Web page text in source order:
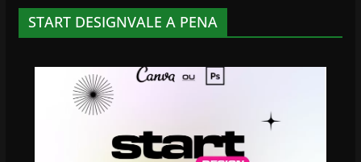
START DESIGNVALE A PENA